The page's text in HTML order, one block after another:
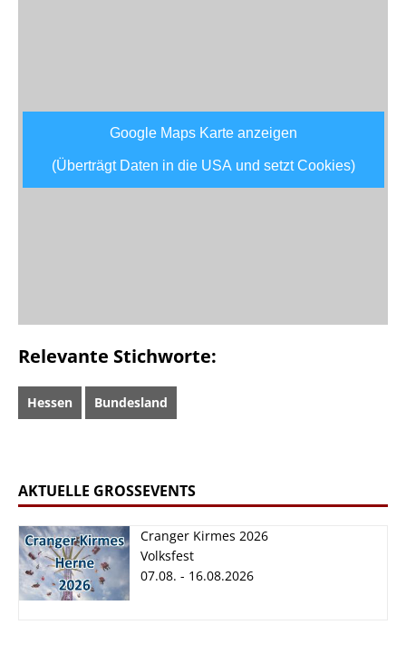
Google Maps Karte anzeigen
(Überträgt Daten in die USA und setzt Cookies)
Relevante Stichworte:
Hessen Bundesland
AKTUELLE GROSSEVENTS
Cranger Kirmes 2026
Volksfest
07.08. - 16.08.2026